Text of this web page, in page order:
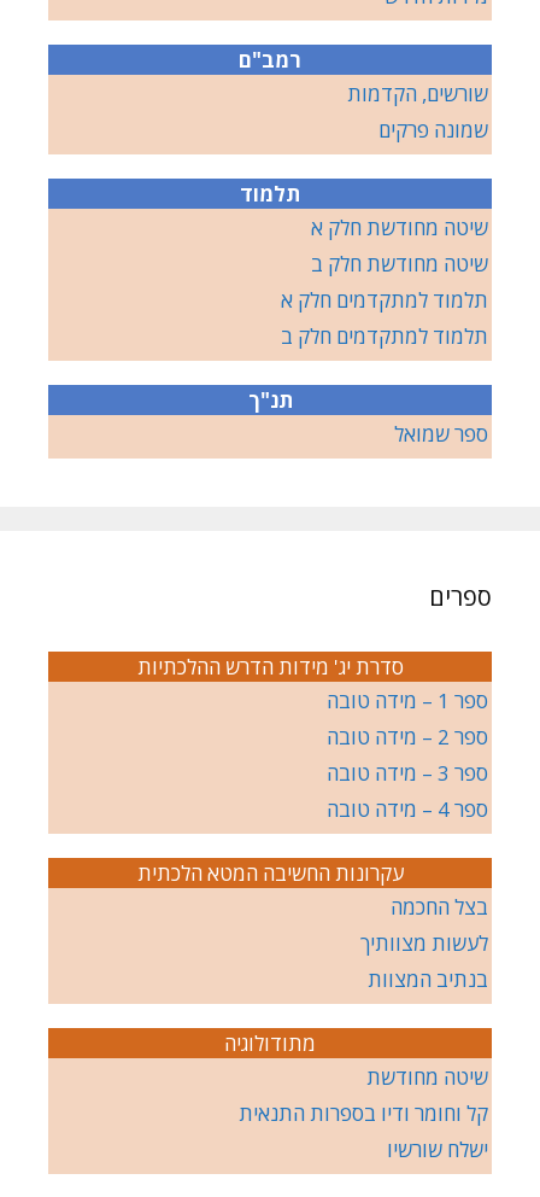
רמב"ם
שורשים, הקדמות
שמונה פרקים
תלמוד
שיטה מחודשת חלק א
שיטה מחודשת חלק ב
תלמוד למתקדמים חלק א
תלמוד למתקדמים חלק ב
תנ"ך
ספר שמואל
ספרים
סדרת יג' מידות הדרש ההלכתיות
ספר 1 – מידה טובה
ספר 2 – מידה טובה
ספר 3 – מידה טובה
ספר 4 – מידה טובה
עקרונות החשיבה המטא הלכתית
בצל החכמה
לעשות מצוותיך
בנתיב המצוות
מתודולוגיה
שיטה מחודשת
קל וחומר ודיו בספרות התנאית
ישלח שורשיו